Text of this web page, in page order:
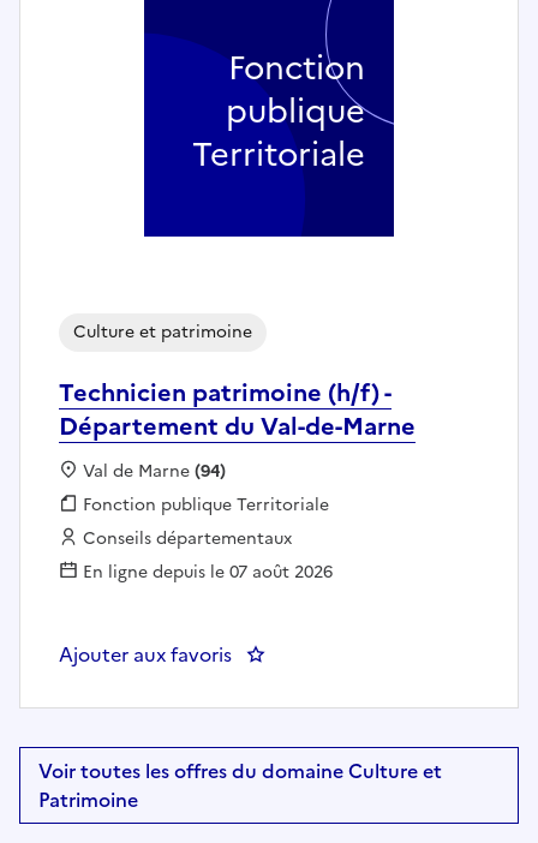
Technicien patrimoine (h/f) -
Département du Val-de-Marne
Culture et patrimoine
Localisation :
Val de Marne(94)
Fonction publique :
Fonction publique Territoriale
Employeur :
Conseils départementaux
En ligne depuis le 07 août 2026
Ajouter aux favoris : Technicien patrimoine (h/f) -
Fonction
publique
Territoriale
Voir toutes les offres du domaine Culture et
Patrimoine